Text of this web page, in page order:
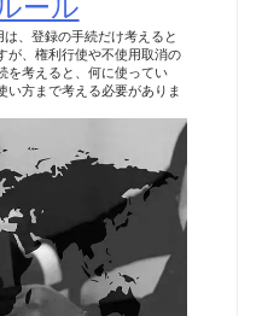
ール
、登録の手続だけ考えると
が、権利行使や不使用取消の
を考えると、何に使ってい
い方まで考える必要がありま